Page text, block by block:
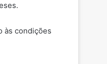
às condições